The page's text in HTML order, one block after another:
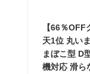
【66％
天1位 丸い
まぼこ型 D
機対応 滑ら